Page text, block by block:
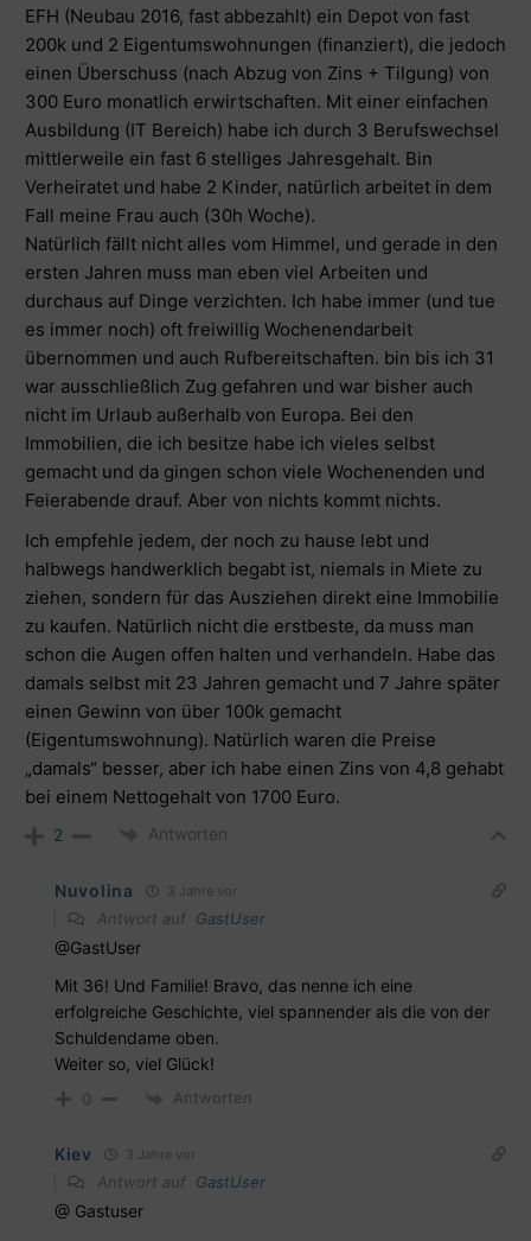
EFH (Neubau 2016, fast abbezahlt) ein Depot von fast
200k und 2 Eigentumswohnungen (finanziert), die jedoch
einen Überschuss (nach Abzug von Zins + Tilgung) von
300 Euro monatlich erwirtschaften. Mit einer einfachen
Ausbildung (IT Bereich) habe ich durch 3 Berufswechsel
mittlerweile ein fast 6 stelliges Jahresgehalt. Bin
Verheiratet und habe 2 Kinder, natürlich arbeitet in dem
Fall meine Frau auch (30h Woche).
Natürlich fällt nicht alles vom Himmel, und gerade in den
ersten Jahren muss man eben viel Arbeiten und
durchaus auf Dinge verzichten. Ich habe immer (und tue
es immer noch) oft freiwillig Wochenendarbeit
übernommen und auch Rufbereitschaften. bin bis ich 31
war ausschließlich Zug gefahren und war bisher auch
nicht im Urlaub außerhalb von Europa. Bei den
Immobilien, die ich besitze habe ich vieles selbst
gemacht und da gingen schon viele Wochenenden und
Feierabende drauf. Aber von nichts kommt nichts.
Ich empfehle jedem, der noch zu hause lebt und
halbwegs handwerklich begabt ist, niemals in Miete zu
ziehen, sondern für das Ausziehen direkt eine Immobilie
zu kaufen. Natürlich nicht die erstbeste, da muss man
schon die Augen offen halten und verhandeln. Habe das
damals selbst mit 23 Jahren gemacht und 7 Jahre später
einen Gewinn von über 100k gemacht
(Eigentumswohnung). Natürlich waren die Preise
„damals“ besser, aber ich habe einen Zins von 4,8 gehabt
bei einem Nettogehalt von 1700 Euro.
2 Antworten
Nuvolina 3 Jahre vor
Antwort auf GastUser
@GastUser
Mit 36! Und Familie! Bravo, das nenne ich eine
erfolgreiche Geschichte, viel spannender als die von der
Schuldendame oben.
Weiter so, viel Glück!
0 Antworten
Kiev 3 Jahre vor
Antwort auf GastUser
@ Gastuser